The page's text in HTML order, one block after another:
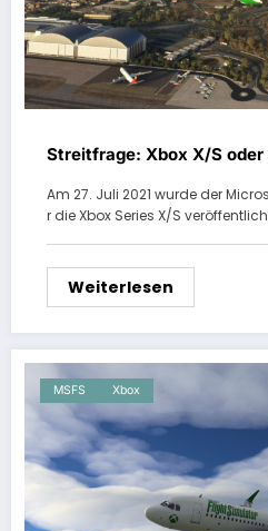
Streitfrage: Xbox X/S oder
Am 27. Juli 2021 wurde der
r die Xbox Series X/S
Weiterlesen
MSFS Xbox